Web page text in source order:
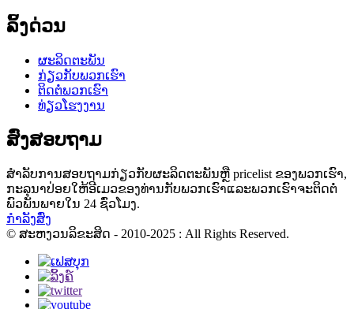
ລິ້ງດ່ວນ
ຜະລິດຕະພັນ
ກ່ຽວກັບພວກເຮົາ
ຕິດຕໍ່ພວກເຮົາ
ທ່ຽວໂຮງງານ
ສົ່ງສອບຖາມ
ສໍາ​ລັບ​ການ​ສອບ​ຖາມ​ກ່ຽວ​ກັບ​ຜະ​ລິດ​ຕະ​ພັນ​ຫຼື pricelist ຂອງ​ພວກ​ເຮົາ​,
ກະ​ລຸ​ນາ​ປ່ອຍ​ໃຫ້​ອີ​ເມວ​ຂອງ​ທ່ານ​ກັບ​ພວກ​ເຮົາ​ແລະ​ພວກ​ເຮົາ​ຈະ​ຕິດ​ຕໍ່​
ພົວ​ພັນ​ພາຍ​ໃນ 24 ຊົ່ວ​ໂມງ​.
ກຳລັງສົ່ງ
© ສະຫງວນລິຂະສິດ - 2010-2025 : All Rights Reserved.